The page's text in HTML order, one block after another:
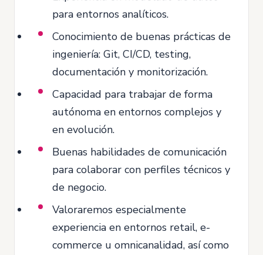
para entornos analíticos.
Conocimiento de buenas prácticas de
ingeniería: Git, CI/CD, testing,
documentación y monitorización.
Capacidad para trabajar de forma
autónoma en entornos complejos y
en evolución.
Buenas habilidades de comunicación
para colaborar con perfiles técnicos y
de negocio.
Valoraremos especialmente
experiencia en entornos retail, e-
commerce u omnicanalidad, así como